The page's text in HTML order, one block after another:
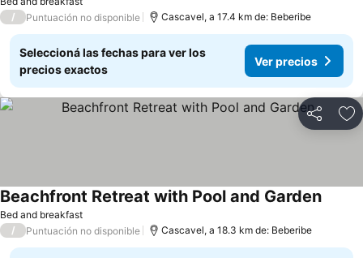
/
Puntuación no disponible Cascavel, a 17.4 km de: Beberibe
Seleccioná las fechas para ver los
precios exactos
Ver precios
Compartir
Bed and breakfast
Beachfront Retreat with Pool and Garden
/ Puntuación no disponible Cascavel, a 18.3 km de: Beberibe